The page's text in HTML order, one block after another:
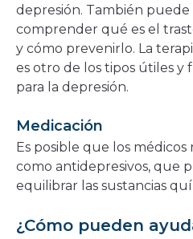
depresión. También puede
comprender qué es el
y cómo prevenirlo. La
es otro de los tipos útiles y
para la depresión.
Medicación
Es posible que los
como antidepresivos, que
equilibrar las sustancias
¿Cómo pueden